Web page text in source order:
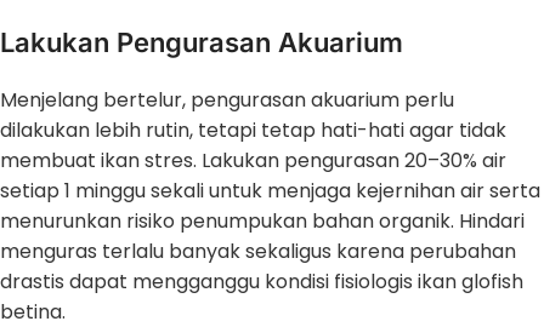
Lakukan Pengurasan Akuarium
Menjelang bertelur, pengurasan akuarium perlu
dilakukan lebih rutin, tetapi tetap hati-hati agar tidak
membuat ikan stres. Lakukan pengurasan 20–30% air
setiap 1 minggu sekali untuk menjaga kejernihan air serta
menurunkan risiko penumpukan bahan organik. Hindari
menguras terlalu banyak sekaligus karena perubahan
drastis dapat mengganggu kondisi fisiologis ikan glofish
betina.